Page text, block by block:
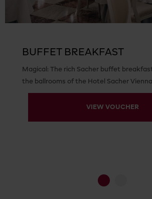
BUFFET BREAKFAST
Magical: The rich Sacher buffet
the ballrooms of the Hotel Sacher
VIEW VOUCHER